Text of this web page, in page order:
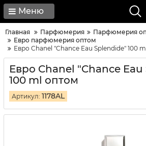
Меню
Главная Парфюмерия
Парфюмерия
Евро парфюмерия оптом
Евро Chanel "Chance Eau Splendide" 100
Евро Chanel "Chance
100 ml оптом
Артикул: 1178AL